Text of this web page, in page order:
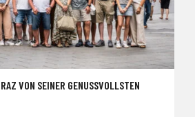
VON SEINER GENUSSVOLLSTEN